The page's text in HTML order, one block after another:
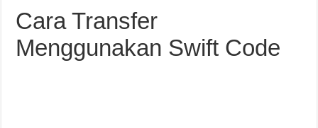
Cara Transfer
Menggunakan Swift Code